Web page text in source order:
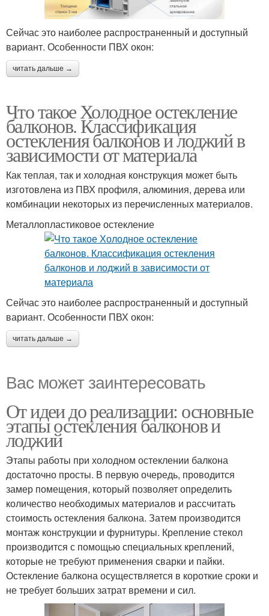
Сейчас это наиболее распространенный и доступный
вариант. Особенности ПВХ окон:
читать дальше →
Что такое Холодное остекление
балконов. Классификация
остекления балконов и лоджий в
зависимости от материала
Как теплая, так и холодная конструкция может быть
изготовлена из ПВХ профиля, алюминия, дерева или
комбинации некоторых из перечисленных материалов.
Металлопластиковое остекление
Сейчас это наиболее распространенный и доступный
вариант. Особенности ПВХ окон:
читать дальше →
Вас может заинтересовать
От идеи до реализации: основные
этапы остекления балконов и
лоджий
Этапы работы при холодном остеклении балкона
достаточно просты. В первую очередь, проводится
замер помещения, который позволяет определить
количество необходимых материалов и рассчитать
стоимость остекления балкона. Затем производится
монтаж конструкции и фурнитуры. Крепление стекол
производится с помощью специальных креплений,
которые не требуют применения сварки и пайки.
Остекление балкона осуществляется в короткие сроки и
не требует больших затрат времени и сил.